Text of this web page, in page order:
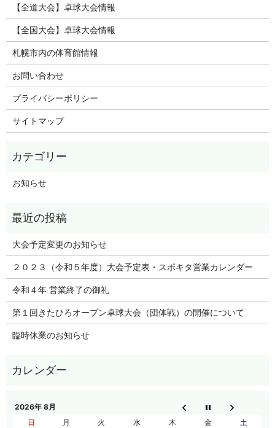
【全道大会】卓球大会情報
【全国大会】卓球大会情報
札幌市内の体育館情報
お問い合わせ
プライバシーポリシー
サイトマップ
お知らせ
大会予定変更のお知らせ
２０２３（令和５年度）大会予定表・スポキタ営業カレンダー
令和４年 営業終了の御礼
第１回きたひろオープン卓球大会（団体戦）の開催について
臨時休業のお知らせ
2026年 8月
日
月 火 水 木 金 土